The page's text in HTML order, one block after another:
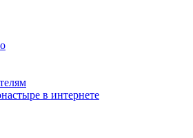
в интернете